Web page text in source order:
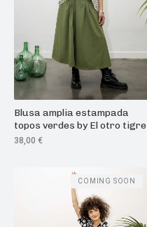
Blusa amplia estampada
topos verdes by El otro tigre
38,00 €
COMING SOON